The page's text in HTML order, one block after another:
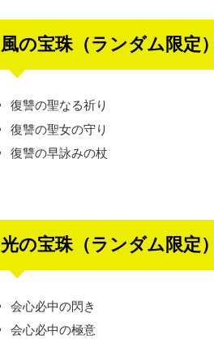
風の宝珠（ランダム限定
復讐の聖なる祈り
復讐の聖女の守り
復讐の早詠みの杖
光の宝珠（ランダム限定
会心必中の閃き
会心必中の極意